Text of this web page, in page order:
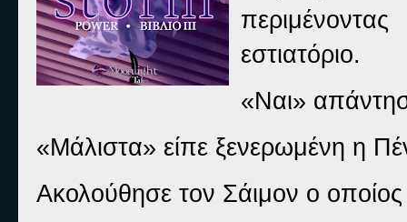
εστιατόριο.
«Ναι»
«Μάλιστα» είπε ξενερωμένη η
Ακολούθησε τον Σάιμον ο οποίος